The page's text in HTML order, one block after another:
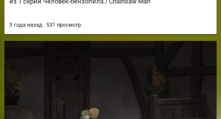
3 года назад 531 просмотр